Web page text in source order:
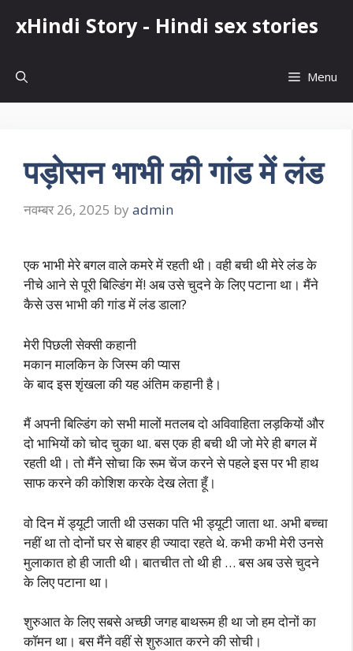
xHindi Story - Hindi sex stories
Menu
पड़ोसन भाभी की गांड में लंड
नवम्बर 26, 2025 by admin
एक भाभी मेरे बगल वाले कमरे में रहती थी। वही बची थी मेरे लंड के
नीचे आने से पूरी बिल्डिंग में! अब उसे चुदने के लिए पटाना था। मैंने
कैसे उस भाभी की गांड में लंड डाला?
मेरी पिछली सेक्सी कहानी
मकान मालकिन के जिस्म की प्यास
के बाद इस शृंखला की यह अंतिम कहानी है।
मैं अपनी बिल्डिंग को सभी मालों मतलब दो अविवाहिता लड़कियों और
दो भाभियों को चोद चुका था. बस एक ही बची थी जो मेरे ही बगल में
रहती थी। तो मैंने सोचा कि रूम चेंज करने से पहले इस पर भी हाथ
साफ करने की कोशिश करके देख लेता हूँ।
वो दिन में ड्यूटी जाती थी उसका पति भी ड्यूटी जाता था. अभी बच्चा
नहीं था तो दोनों घर से बाहर ही ज्यादा रहते थे. कभी कभी मेरी उनसे
मुलाकात हो ही जाती थी। बातचीत तो थी ही … बस अब उसे चुदने
के लिए पटाना था।
शुरुआत के लिए सबसे अच्छी जगह बाथरूम ही था जो हम दोनों का
कॉमन था। बस मैंने वहीं से शुरुआत करने की सोची।